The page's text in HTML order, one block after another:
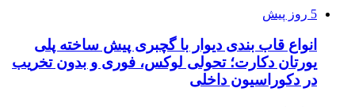
5 روز پیش
انواع قاب بندی دیوار با گچبری پیش ساخته پلی
یورتان دکارت؛ تحولی لوکس، فوری و بدون تخریب
در دکوراسیون داخلی